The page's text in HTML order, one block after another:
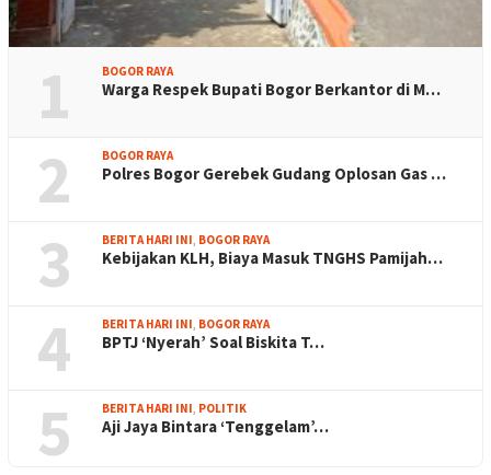
1 BOGOR RAYA
Warga Respek Bupati Bogor Berkantor di M…
2 BOGOR RAYA
Polres Bogor Gerebek Gudang Oplosan Gas …
3 BERITA HARI INI, BOGOR RAYA
Kebijakan KLH, Biaya Masuk TNGHS Pamijah…
4 BERITA HARI INI, BOGOR RAYA
BPTJ ‘Nyerah’ Soal Biskita T…
5 BERITA HARI INI, POLITIK
Aji Jaya Bintara ‘Tenggelam’…